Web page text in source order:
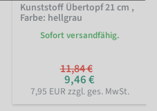
Kunststoff Übertopf 21 cm ,
Farbe: hellgrau
Sofort versandfähig.
11,84 €
9,46 €
7,95 EUR zzgl. ges. MwSt.